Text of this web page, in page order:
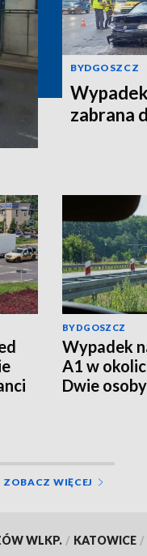
BYDGOSZCZ
zabrana
BYDGOSZCZ
Wypadek
A1 w
Dwie
ZOBACZ WIĘCEJ
WLKP. / KATOWICE /